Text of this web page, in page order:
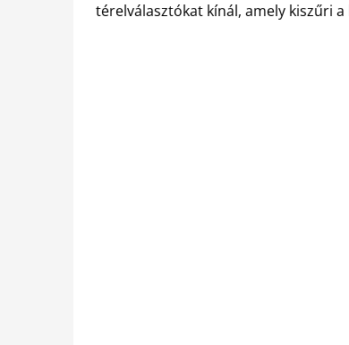
térelválasztókat kínál, amely kiszűri